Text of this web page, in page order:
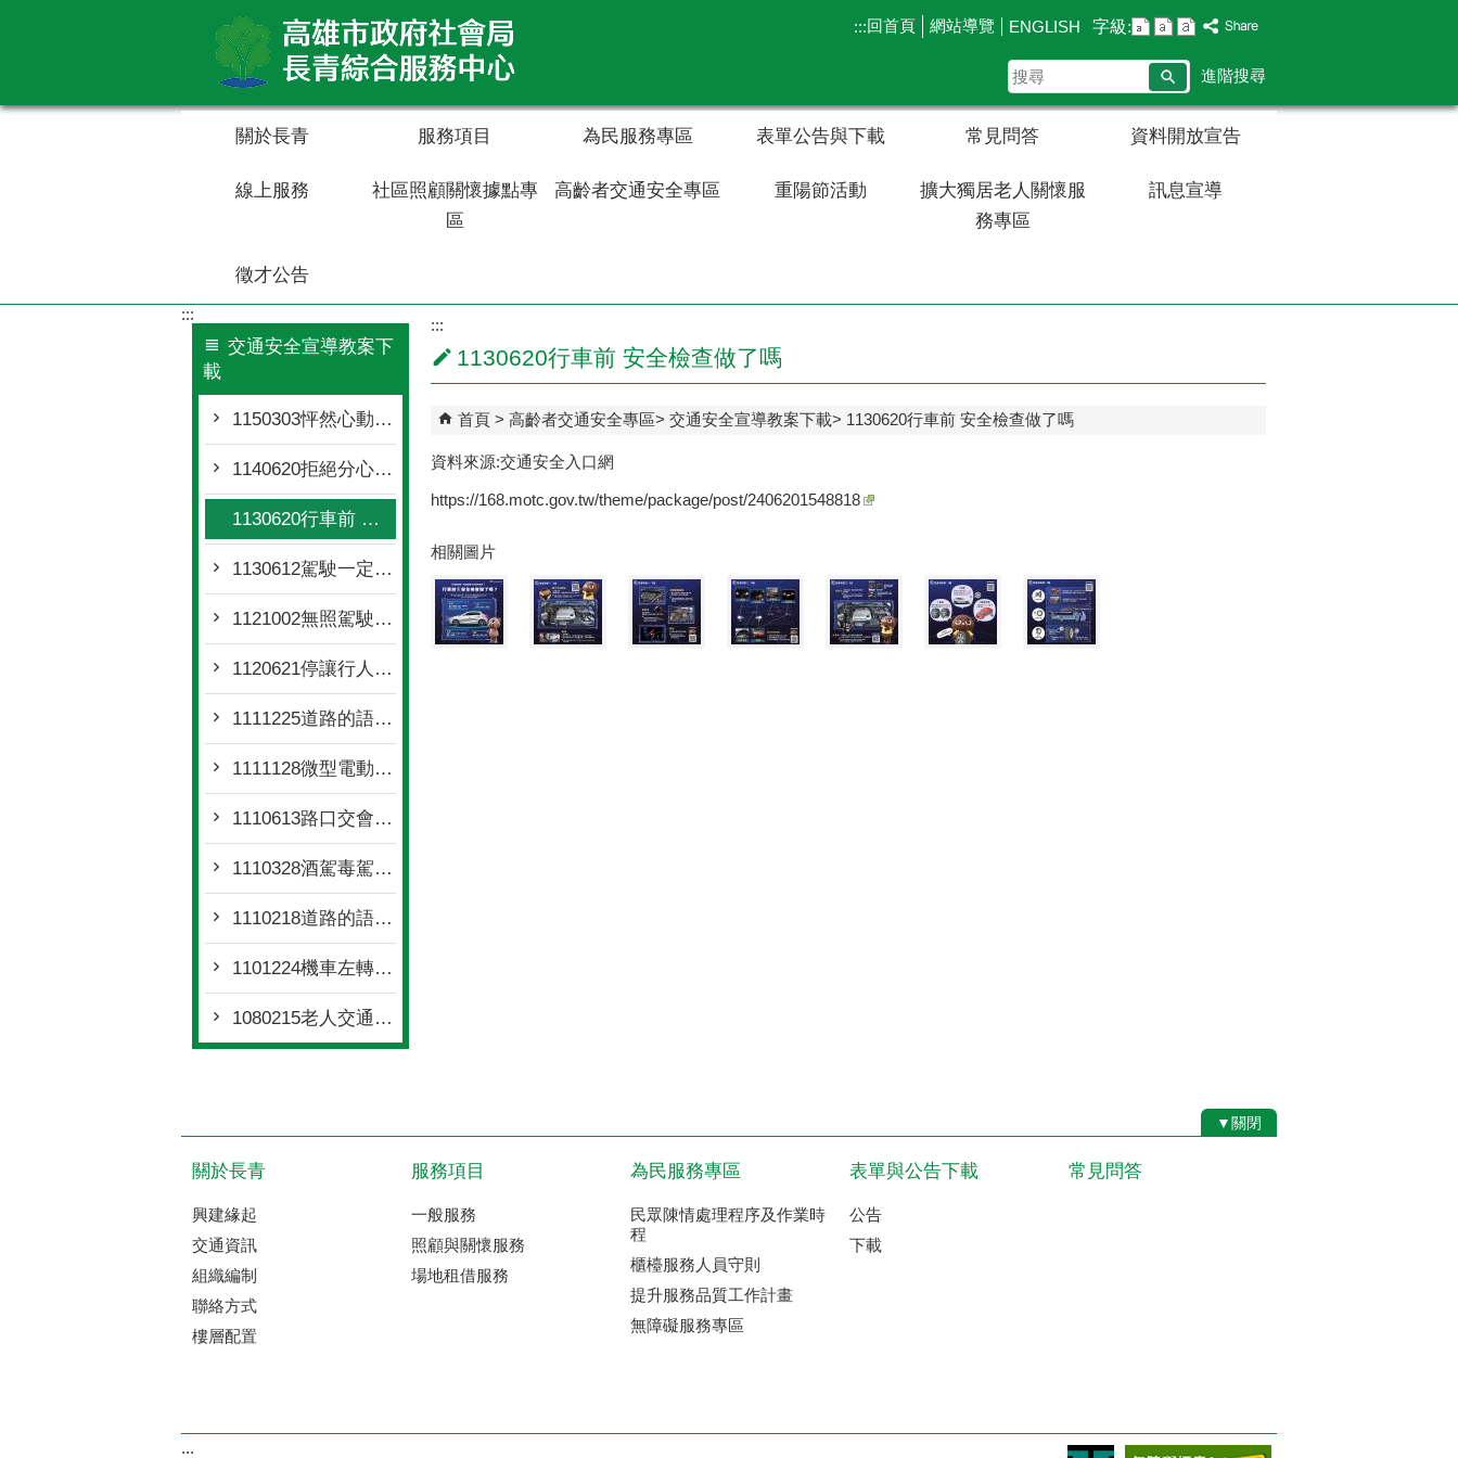
:::回首頁 網站導覽 ENGLISH 字級:
搜
尋
進階搜尋
關於長青 服務項目 為民服務專區 表單公告與下載 常見問答 資料開放宣告
線上服務
社區照顧關懷據點專
區
高齡者交通安全專區 重陽節活動
擴大獨居老人關懷服
務專區
訊息宣導
徵才公告
:::
交通安全宣導教案下
載
1150303怦然心動的安全騎車指南
1140620拒絕分心、疲勞駕駛
1130620行車前 安全檢查做了嗎
1130612駕駛一定「藥」知道
1121002無照駕駛接招
1120621停讓行人 你做到了嗎
1111225道路的語言-交通號誌篇
1111128微型電動二輪車監理懶人包
1110613路口交會，誰先誰後
1110328酒駕毒駕新法上路
1110218道路的語言-交通標線篇
1101224機車左轉安全教案
1080215老人交通安全教育教材
:::
1130620行車前 安全檢查做了嗎
首頁 高齡者交通安全專區 交通安全宣導教案下載 1130620行車前 安全檢查做了嗎
資料來源:交通安全入口網
https://168.motc.gov.tw/theme/package/post/2406201548818
相關圖片
▼關閉
關於長青
興建緣起
交通資訊
組織編制
聯絡方式
樓層配置
服務項目
一般服務
照顧與關懷服務
場地租借服務
為民服務專區
民眾陳情處理程序及作業時
程
櫃檯服務人員守則
提升服務品質工作計畫
無障礙服務專區
表單與公告下載
公告
下載
常見問答
:::